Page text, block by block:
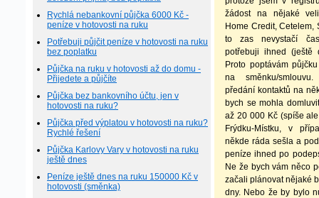
Rychlá nebankovní půjčka 6000 Kč -
peníze v hotovosti na ruku
Potřebuji půjčit peníze v hotovosti na ruku
bez poplatku
Půjčka na ruku v hotovosti až do domu -
Přijedete a půjčíte
Půjčka bez bankovního účtu, jen v
hotovosti na ruku?
Půjčka před výplatou v hotovosti na ruku?
Rychlé řešení
Půjčka Karlovy Vary v hotovosti na ruku
ještě dnes
Peníze ještě dnes na ruku 150000 Kč v
hotovosti (směnka)
žádost na nějaké
Home Credit, Cetelem,
to zas nevystačí
potřebuji ihned (ještě
Proto poptávám
na směnku/
předání kontaktů na
bych se mohla
až 20 000 Kč (spíše
Frýdku-Místku, v
někde ráda sešla a
peníze ihned po
Ne že bych vám něco
začali plánovat nějaké
dny. Nebo že by bylo